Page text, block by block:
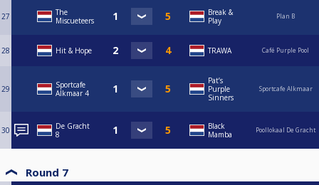
27
The
Miscueteers
Break &
Play
Plan B
28 Hit & Hope TRAWA Café Purple Pool
29
Sportcafe
Alkmaar 4
Pat’s
Purple
Sinners
Sportcafe Alkmaar
30
De Gracht
8
Black
Mamba
Poollokaal De Gracht
Round 7